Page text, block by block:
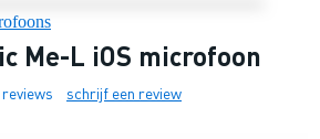
Me-L iOS microfoon
schrijf een review